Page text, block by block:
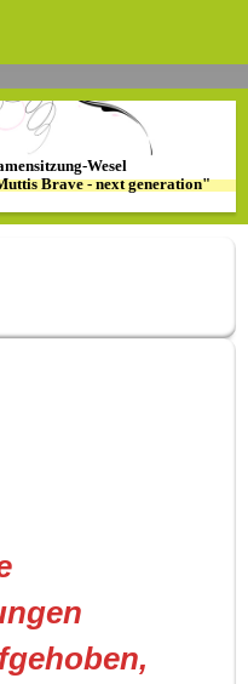
Wesel
Brave - next generation"